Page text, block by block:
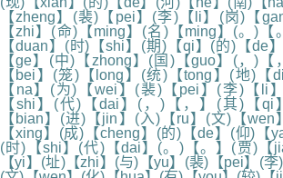
【zheng】(裴)【pei】(李)【li】(岗)【
【zhi】(命)【ming】(名)【ming】(。)
【duan】(时)【shi】(期)【qi】(的)【de
【ge】(中)【zhong】(国)【guo】(，)
【bei】(笼)【long】(统)【tong】(地)【
【na】(为)【wei】(裴)【pei】(李)【li
【shi】(代)【dai】(，)【，】(其)【qi
【bian】(进)【jin】(入)【ru】(文)【wen
【xing】(成)【cheng】(的)【de】(仰)【
(时)【shi】(代)【dai】(。)【。】(贾)【
【yi】(址)【zhi】(与)【yu】(裴)【pei】(李